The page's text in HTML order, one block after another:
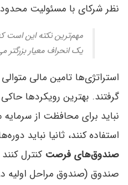
نظر شرکای با مسئولیت
مهم‌ترین نکته این است
یک انحراف معیار بزرگتر
استراتژی‌ها تامین مالی
نباید برای محافظت از سرمایه
استفاده کنند، ثانیا نباید
صندوق‌های فرصت کنترل